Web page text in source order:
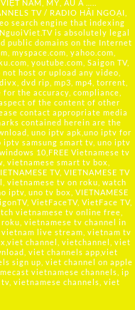
NAM, MỸ, ÂU Á …..
TV / RADIO HẢI NGOẠI,
search engine that indexing
is absolutely legal
public domains on the Internet
myspace.com, yahoo.com,
youtube.com, Saigon TV,
not host or upload any video,
dvd rip, mp3, mp4, torrent,
the accuracy, compliance,
of the content of other
contact appropriate media
contained herein are the
uno iptv apk,uno iptv for
samsung smart tv, uno iptv
10,FREE Vietnamese tv
vietnamese smart tv box,
TV, VIETNAMESE TV
vietnamese tv on roku, watch
iptv, uno tv box, VIETNAMESE
VietFaceTV, VietFace TV,
vietnamese tv online free,
vietnamese tv channel in
live stream, vietnam tv
channel, vietchannel, viet
viet channels app,viet
sign up, viet channel on apple
vietnamese channels, ip
vietnamese channels, viet